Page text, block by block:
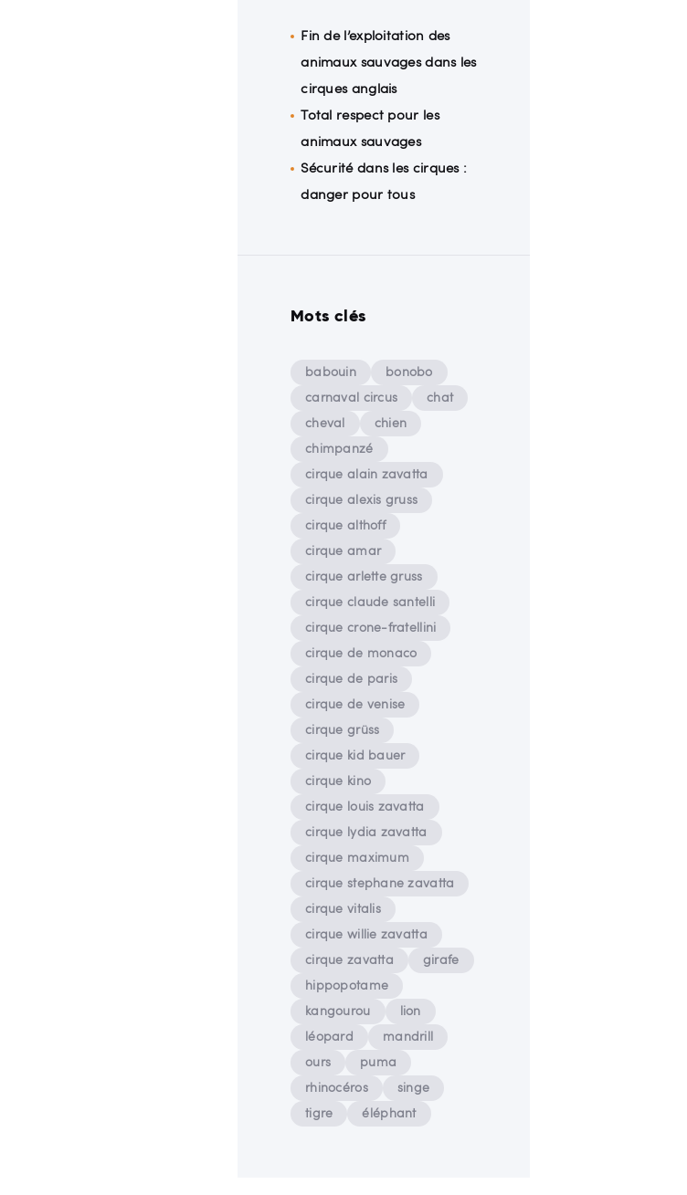
Fin de l’exploitation des
animaux sauvages dans les
cirques anglais
Total respect pour les
animaux sauvages
Sécurité dans les cirques :
danger pour tous
Mots clés
babouin
bonobo
carnaval circus
chat
cheval
chien
chimpanzé
cirque alain zavatta
cirque alexis gruss
cirque althoff
cirque amar
cirque arlette gruss
cirque claude santelli
cirque crone-fratellini
cirque de monaco
cirque de paris
cirque de venise
cirque grüss
cirque kid bauer
cirque kino
cirque louis zavatta
cirque lydia zavatta
cirque maximum
cirque stephane zavatta
cirque vitalis
cirque willie zavatta
cirque zavatta
girafe
hippopotame
kangourou
lion
léopard
mandrill
ours
puma
rhinocéros
singe
tigre
éléphant